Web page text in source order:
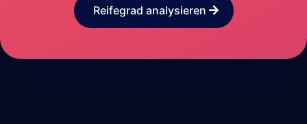
Reifegrad analysieren